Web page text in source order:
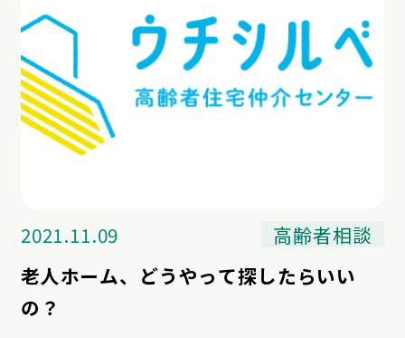
2021.11.09
高齢者相談
老人ホーム、どうやって探したらいい
の？